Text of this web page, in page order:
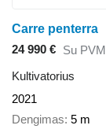
Carre penterra
24 990 € Su PVM
Kultivatorius
2021
Dengimas 5 m